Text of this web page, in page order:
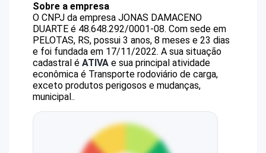
Sobre a empresa
O CNPJ da empresa JONAS DAMACENO
DUARTE é 48.648.292/0001-08. Com sede em
PELOTAS, RS, possui 3 anos, 8 meses e 23 dias
e foi fundada em 17/11/2022. A sua situação
cadastral é ATIVA e sua principal atividade
econômica é Transporte rodoviário de carga,
exceto produtos perigosos e mudanças,
municipal..